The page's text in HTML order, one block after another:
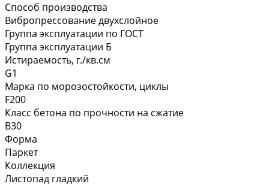
Способ производства
Вибропрессование двухслойное
Группа эксплуатации по ГОСТ
Группа эксплуатации Б
Истираемость, г./кв.см
G1
Марка по морозостойкости, циклы
F200
Класс бетона по прочности на сжатие
В30
Форма
Паркет
Коллекция
Листопад гладкий